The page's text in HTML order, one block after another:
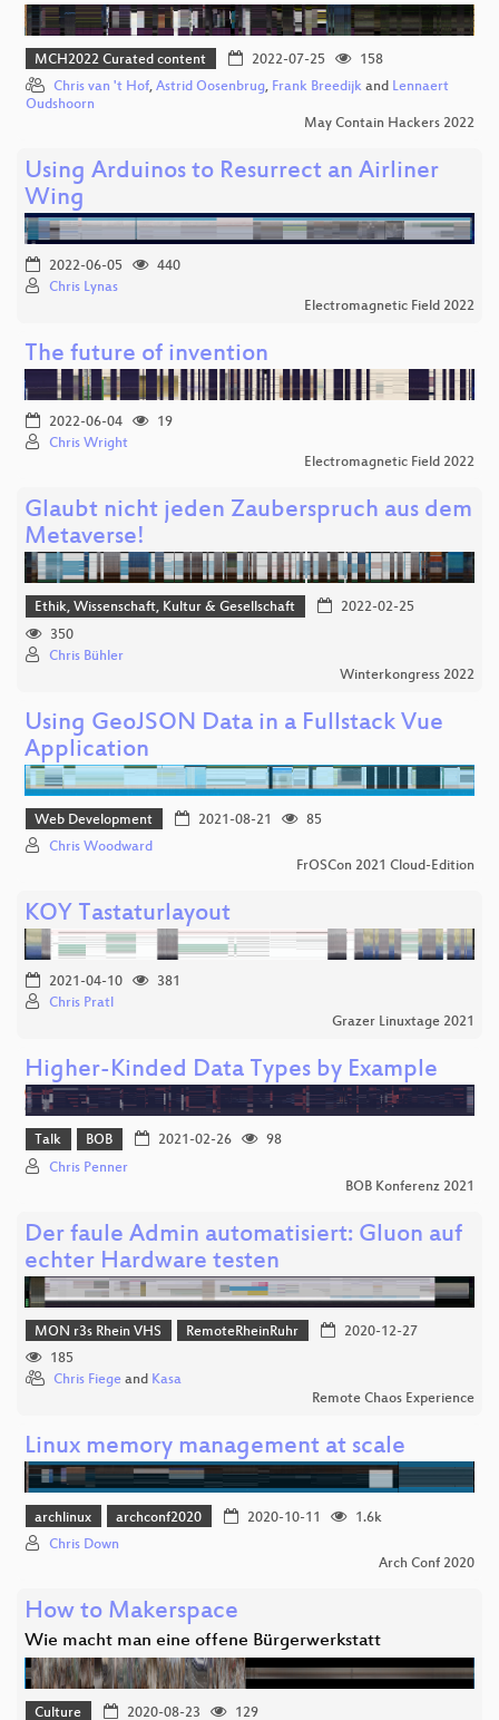
MCH2022 Curated content 2022-07-25
158
Chris van 't Hof, Astrid Oosenbrug, Frank Breedijk and Lennaert
Oudshoorn
May Contain Hackers 2022
Using Arduinos to Resurrect an Airliner
Wing
2022-06-05
440
Chris Lynas
Electromagnetic Field 2022
The future of invention
2022-06-04
19
Chris Wright
Electromagnetic Field 2022
Glaubt nicht jeden Zauberspruch aus dem
Metaverse!
Ethik, Wissenschaft, Kultur & Gesellschaft
2022-02-25
350
Chris Bühler
Winterkongress 2022
Using GeoJSON Data in a Fullstack Vue
Application
Web Development 2021-08-21
85
Chris Woodward
FrOSCon 2021 Cloud-Edition
KOY Tastaturlayout
2021-04-10
381
Chris Pratl
Grazer Linuxtage 2021
Higher-Kinded Data Types by Example
Talk BOB 2021-02-26
98
Chris Penner
BOB Konferenz 2021
Der faule Admin automatisiert: Gluon auf
echter Hardware testen
MON r3s Rhein VHS RemoteRheinRuhr
2020-12-27
185
Chris Fiege and Kasa
Remote Chaos Experience
Linux memory management at scale
archlinux archconf2020 2020-10-11
1.6k
Chris Down
Arch Conf 2020
How to Makerspace
Wie macht man eine offene Bürgerwerkstatt
Culture 2020-08-23 129